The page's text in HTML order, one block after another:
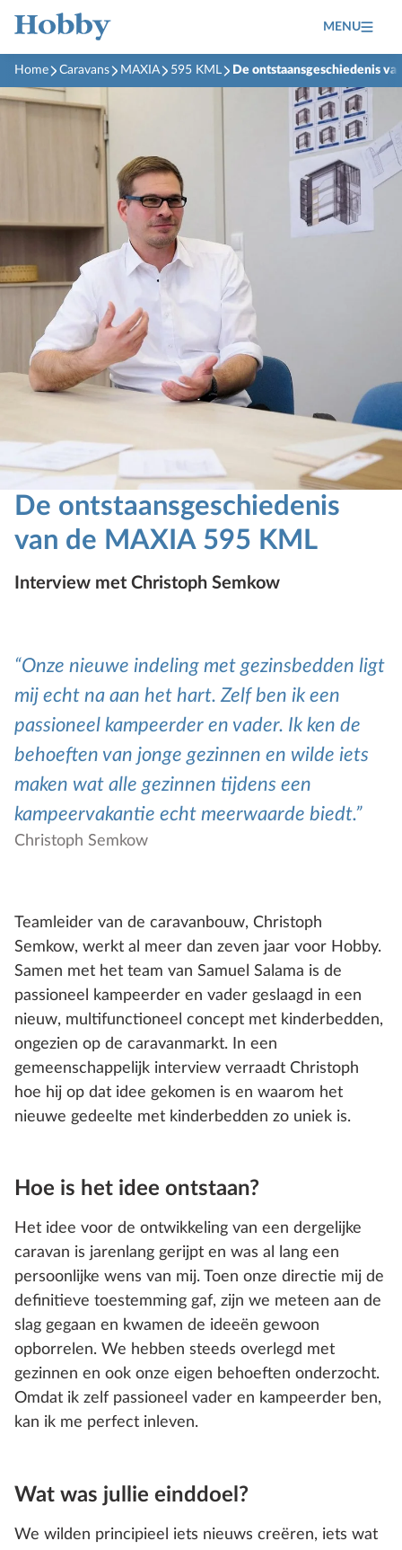
MENU
Home Caravans MAXIA 595 KML De ontstaansgeschiedenis
De ontstaansgeschiedenis
van de MAXIA 595 KML
Interview met Christoph Semkow
Onze nieuwe indeling met gezinsbedden ligt
mij echt na aan het hart. Zelf ben ik een
passioneel kampeerder en vader. Ik ken de
behoeften van jonge gezinnen en wilde iets
maken wat alle gezinnen tijdens een
kampeervakantie echt meerwaarde biedt.
Christoph Semkow
Teamleider van de caravanbouw, Christoph
Semkow, werkt al meer dan zeven jaar voor Hobby.
Samen met het team van Samuel Salama is de
passioneel kampeerder en vader geslaagd in een
nieuw, multifunctioneel concept met kinderbedden,
ongezien op de caravanmarkt. In een
gemeenschappelijk interview verraadt Christoph
hoe hij op dat idee gekomen is en waarom het
nieuwe gedeelte met kinderbedden zo uniek is.
Hoe is het idee ontstaan?
Het idee voor de ontwikkeling van een dergelijke
caravan is jarenlang gerijpt en was al lang een
persoonlijke wens van mij. Toen onze directie mij de
definitieve toestemming gaf, zijn we meteen aan de
slag gegaan en kwamen de ideeën gewoon
opborrelen. We hebben steeds overlegd met
gezinnen en ook onze eigen behoeften onderzocht.
Omdat ik zelf passioneel vader en kampeerder ben,
kan ik me perfect inleven.
Wat was jullie einddoel?
We wilden principieel iets nieuws creëren, iets wat